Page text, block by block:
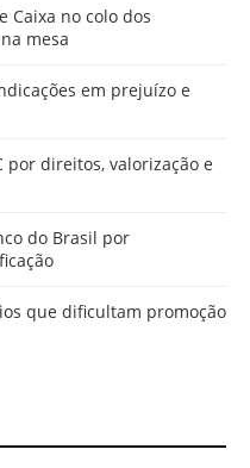
Caixa no colo dos
mesa
em prejuízo e
por direitos, valorização e
do Brasil por
que dificultam promoção